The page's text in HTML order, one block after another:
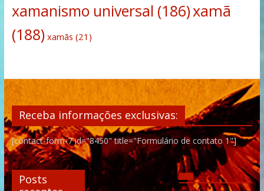
xamanismo universal (186)xamã
(188) xamãs (21)
Receba informações exclusivas:
[contact-form-7 id="8450" title="Formulário de contato 1"]
Posts